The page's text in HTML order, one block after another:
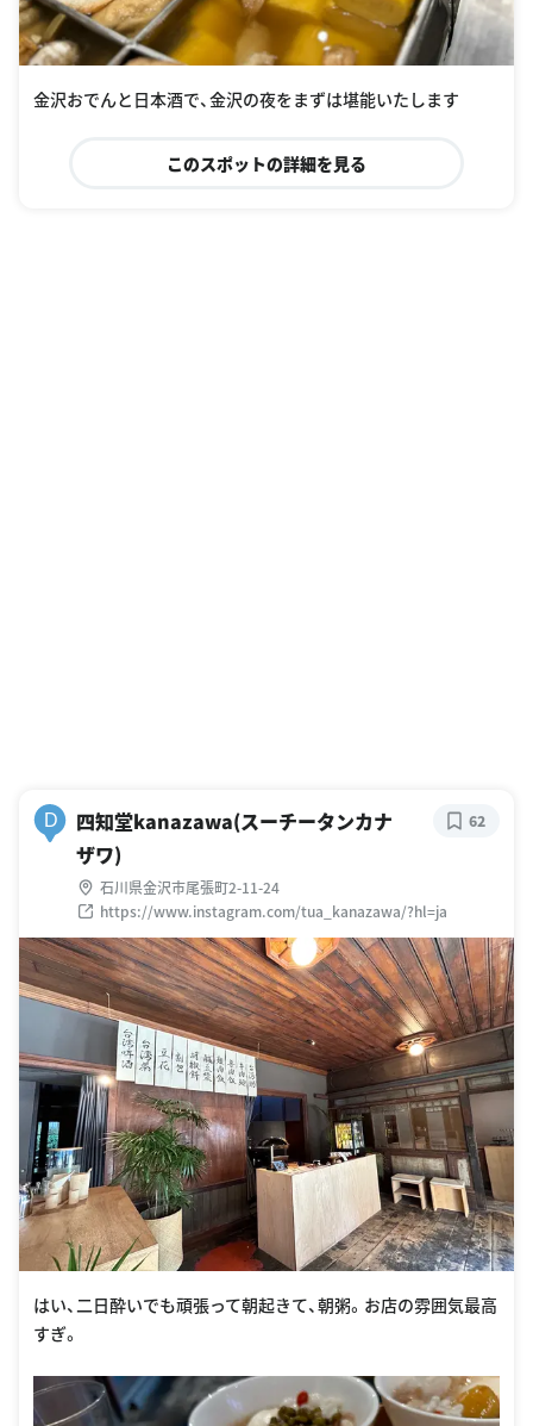
金沢おでんと日本酒で、金沢の夜をまずは堪能いたします
このスポットの詳細を見る
D
四知堂kanazawa(スーチータンカナ
ザワ)
石川県金沢市尾張町2-11-24
https://www.instagram.com/tua_kanazawa/?hl=ja
62
はい、二日酔いでも頑張って朝起きて、朝粥。お店の雰囲気最高
すぎ。